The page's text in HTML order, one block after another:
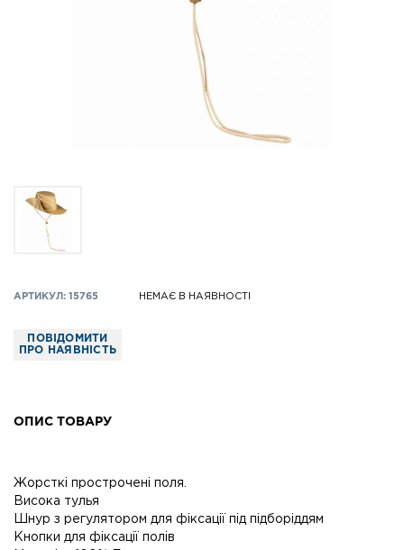
АРТИКУЛ: 15765 НЕМАЄ В НАЯВНОСТІ
ПОВІДОМИТИ
ПРО НАЯВНІСТЬ
ОПИС ТОВАРУ
Жорсткі прострочені поля.
Висока тулья
Шнур з регулятором для фіксації під підборіддям
Кнопки для фіксації полів